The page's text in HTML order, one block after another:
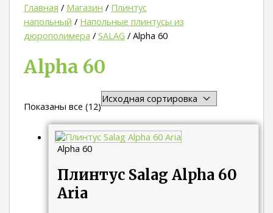
Главная / Магазин / Плинтус
напольный / Напольные плинтусы из
дюрополимера / SALAG / Alpha 60
Alpha 60
Показаны все (12)
Alpha 60
Плинтус Salag Alpha 60
Aria